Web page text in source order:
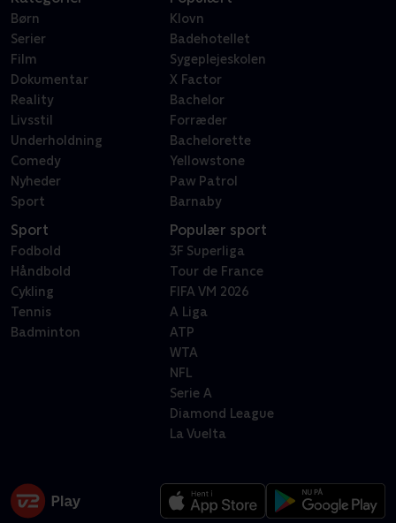
Børn
Serier
Film
Dokumentar
Reality
Livsstil
Underholdning
Comedy
Nyheder
Sport
Klovn
Badehotellet
Sygeplejeskolen
X Factor
Bachelor
Forræder
Bachelorette
Yellowstone
Paw Patrol
Barnaby
Sport
Fodbold
Håndbold
Cykling
Tennis
Badminton
Populær sport
3F Superliga
Tour de France
FIFA VM 2026
A Liga
ATP
WTA
NFL
Serie A
Diamond League
La Vuelta